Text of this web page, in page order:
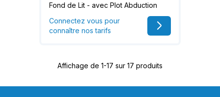
Fond de Lit - avec Plot Abduction
Connectez vous pour
connaître nos tarifs
Affichage de 1-17 sur 17 produits